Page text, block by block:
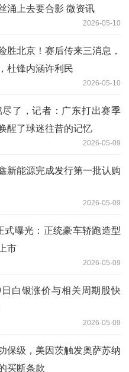
涌上去要合影 微资讯
2026-05-10
胜北京！赛后传来三消息，
杜锋内涵许利民
2026-05-10
尽了，记者：广东打出赛季
醒了球迷往昔的记忆
2026-05-09
新能源完成发行第一批认购
2026-05-09
式曝光：正统豪车轿跑造型
市
2026-05-09
白银涨价与相关周期股快
2026-05-09
保级，美因茨触发奥萨苏纳
买断条款